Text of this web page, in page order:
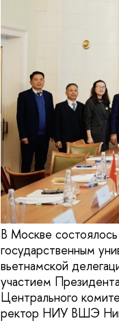
В Москве
государственным
вьетнамской
участием
Центрального
ректор НИУ ВШЭ